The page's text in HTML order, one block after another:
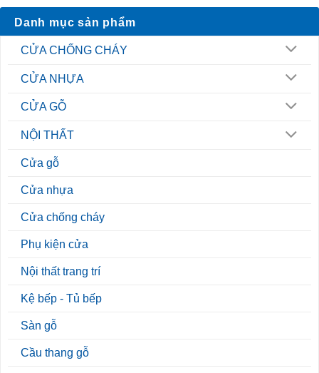
Danh mục sản phẩm
CỬA CHỐNG CHÁY
CỬA NHỰA
CỬA GỖ
NỘI THẤT
Cửa gỗ
Cửa nhựa
Cửa chống cháy
Phụ kiện cửa
Nội thất trang trí
Kệ bếp - Tủ bếp
Sàn gỗ
Cầu thang gỗ